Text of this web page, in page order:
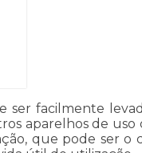
ser facilmente
aparelhos de uso
que pode ser